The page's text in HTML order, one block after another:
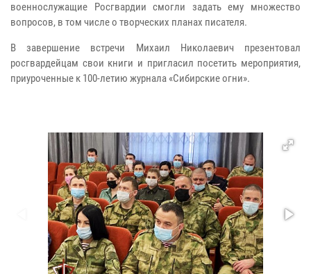
военнослужащие Росгвардии смогли задать ему множество
вопросов, в том числе о творческих планах писателя.
В завершение встречи Михаил Николаевич презентовал
росгвардейцам свои книги и пригласил посетить мероприятия,
приуроченные к 100-летию журнала «Сибирские огни».